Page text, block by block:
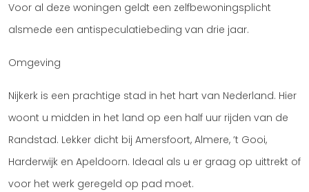
Voor al deze woningen geldt een zelfbewoningsplicht
alsmede een antispeculatiebeding van drie jaar.
Omgeving
Nijkerk is een prachtige stad in het hart van Nederland. Hier
woont u midden in het land op een half uur rijden van de
Randstad. Lekker dicht bij Amersfoort, Almere, ’t Gooi,
Harderwijk en Apeldoorn. Ideaal als u er graag op uittrekt of
voor het werk geregeld op pad moet.